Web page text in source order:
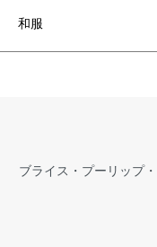
和服
ブライス・プーリップ